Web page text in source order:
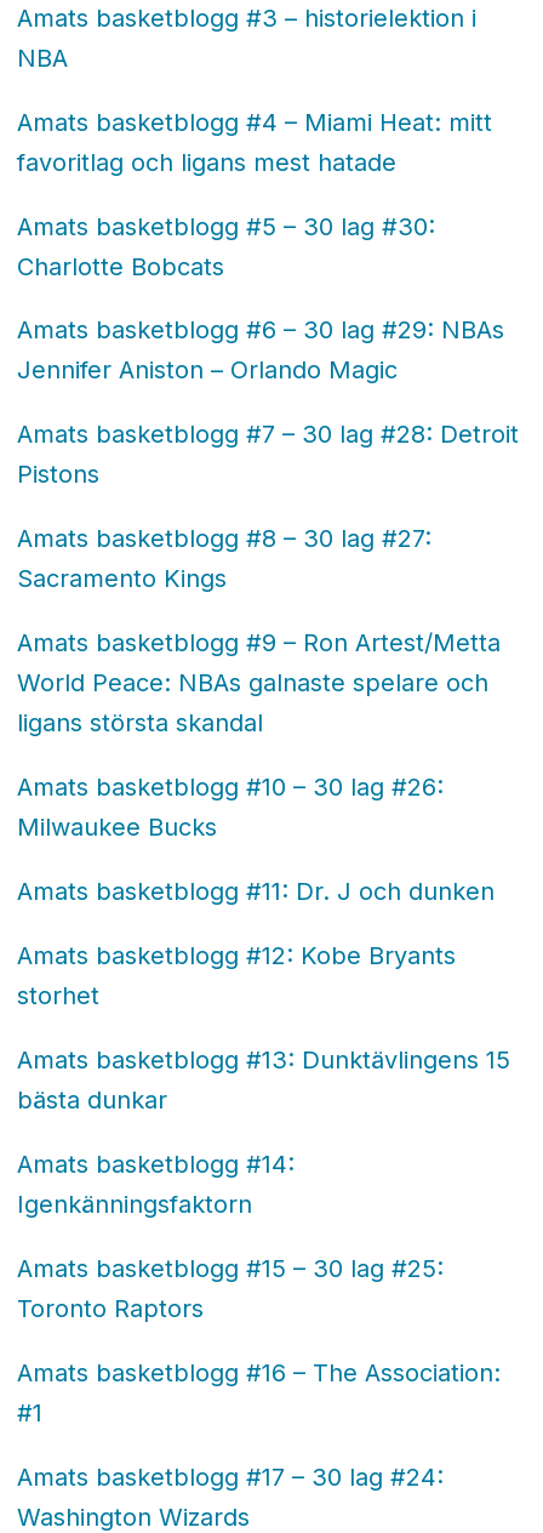
Amats basketblogg #3 – historielektion i
NBA
Amats basketblogg #4 – Miami Heat: mitt
favoritlag och ligans mest hatade
Amats basketblogg #5 – 30 lag #30:
Charlotte Bobcats
Amats basketblogg #6 – 30 lag #29: NBAs
Jennifer Aniston – Orlando Magic
Amats basketblogg #7 – 30 lag #28: Detroit
Pistons
Amats basketblogg #8 – 30 lag #27:
Sacramento Kings
Amats basketblogg #9 – Ron Artest/Metta
World Peace: NBAs galnaste spelare och
ligans största skandal
Amats basketblogg #10 – 30 lag #26:
Milwaukee Bucks
Amats basketblogg #11: Dr. J och dunken
Amats basketblogg #12: Kobe Bryants
storhet
Amats basketblogg #13: Dunktävlingens 15
bästa dunkar
Amats basketblogg #14:
Igenkänningsfaktorn
Amats basketblogg #15 – 30 lag #25:
Toronto Raptors
Amats basketblogg #16 – The Association:
#1
Amats basketblogg #17 – 30 lag #24:
Washington Wizards